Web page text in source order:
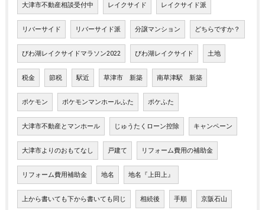
大津市不動産相談受付中 レイクサイド レイクサイド派
リバーサイド リバーサイド派 分譲マンション どちらですか？
びわ湖レイクサイドマラソン2022 びわ湖レイクサイド 土地
税金 節税 駅近 草津市 新築 南草津駅 新築
ポケモン ポケモンマンホールふた ポケふた
大津市不動産とマンホール じゅうたくローン控除 キャンペーン
大津市よりのおもてなし 戸建て リフォーム費用の補助金
リフォーム費用補助金 地名 地名『上田上』
上から書いても下から書いても同じ 相続後 手順 京阪石山